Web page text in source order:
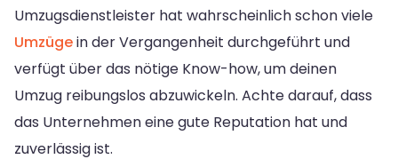
Umzugsdienstleister hat wahrscheinlich schon viele
Umzügein der Vergangenheit durchgeführt und
verfügt über das nötige Know-how, um deinen
Umzug reibungslos abzuwickeln. Achte darauf, dass
das Unternehmen eine gute Reputation hat und
zuverlässig ist.